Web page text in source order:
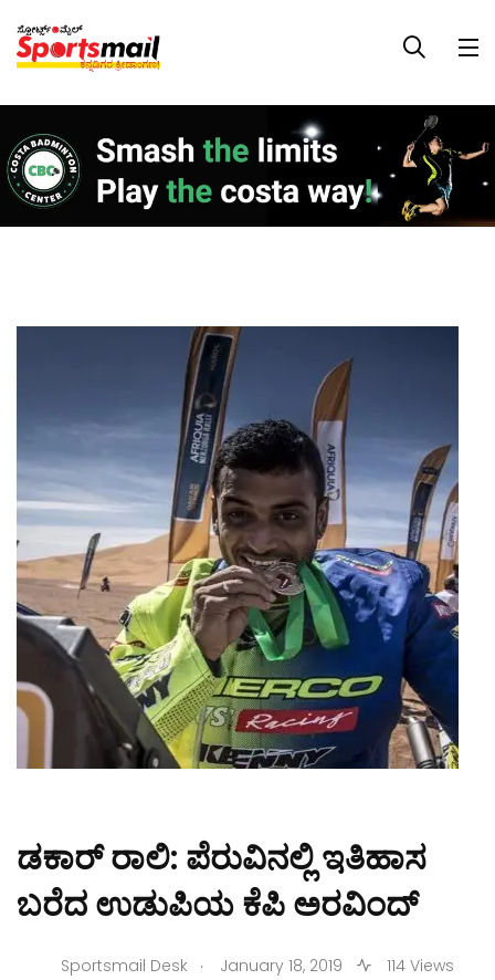
ಡಕಾರ್ ರಾಲಿ: ಪೆರುವಿನಲ್ಲಿ ಇತಿಹಾಸ
ಬರೆದ ಉಡುಪಿಯ ಕೆಪಿ ಅರವಿಂದ್
Sportsmail Desk . January 18, 2019 114 Views